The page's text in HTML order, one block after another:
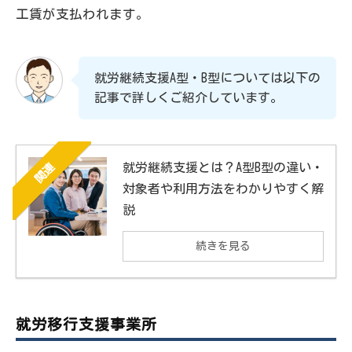
工賃が支払われます。
就労継続支援A型・B型については以下の
記事で詳しくご紹介しています。
関連
就労継続支援とは？A型B型の違い・
対象者や利用方法をわかりやすく解
説
続きを見る
就労移行支援事業所